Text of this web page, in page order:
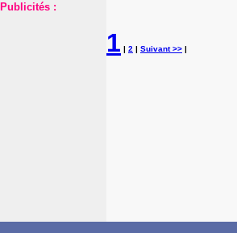
Publicités :
1 | 2 | Suivant >> |